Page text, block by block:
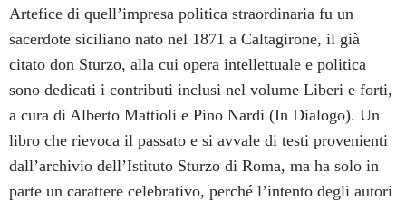
Artefice di quell’impresa politica straordinaria fu un
sacerdote siciliano nato nel 1871 a Caltagirone, il già
citato don Sturzo, alla cui opera intellettuale e politica
sono dedicati i contributi inclusi nel volume Liberi e forti,
a cura di Alberto Mattioli e Pino Nardi (In Dialogo). Un
libro che rievoca il passato e si avvale di testi provenienti
dall’archivio dell’Istituto Sturzo di Roma, ma ha solo in
parte un carattere celebrativo, perché l’intento degli autori